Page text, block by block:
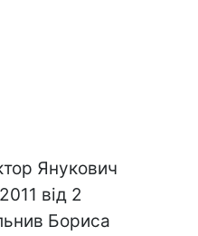
Янукович
від 2
Бориса